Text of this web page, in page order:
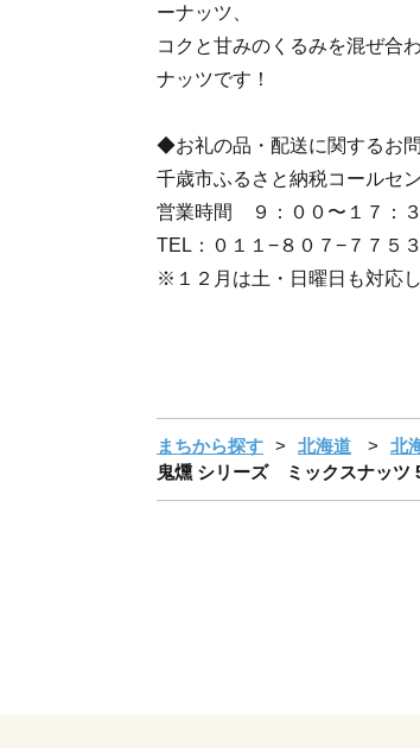
ーナッツ、
コクと甘みのくるみを混ぜ合
ナッツです！
◆お礼の品・配送に関するお
千歳市ふるさと納税コールセ
営業時間 ９：００〜１７：３
TEL：０１１−８０７−７７５３
※１２月は土・日曜日も対応
まちから探す 北海道 北
鬼燻 シリーズ ミックスナッツ